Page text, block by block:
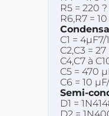
R5 = 220 ?
R6,R7 =
C1 =
C2,C3 =
C4,C7 à
C5 = 470
C6 = 10
Semi-
D1 =